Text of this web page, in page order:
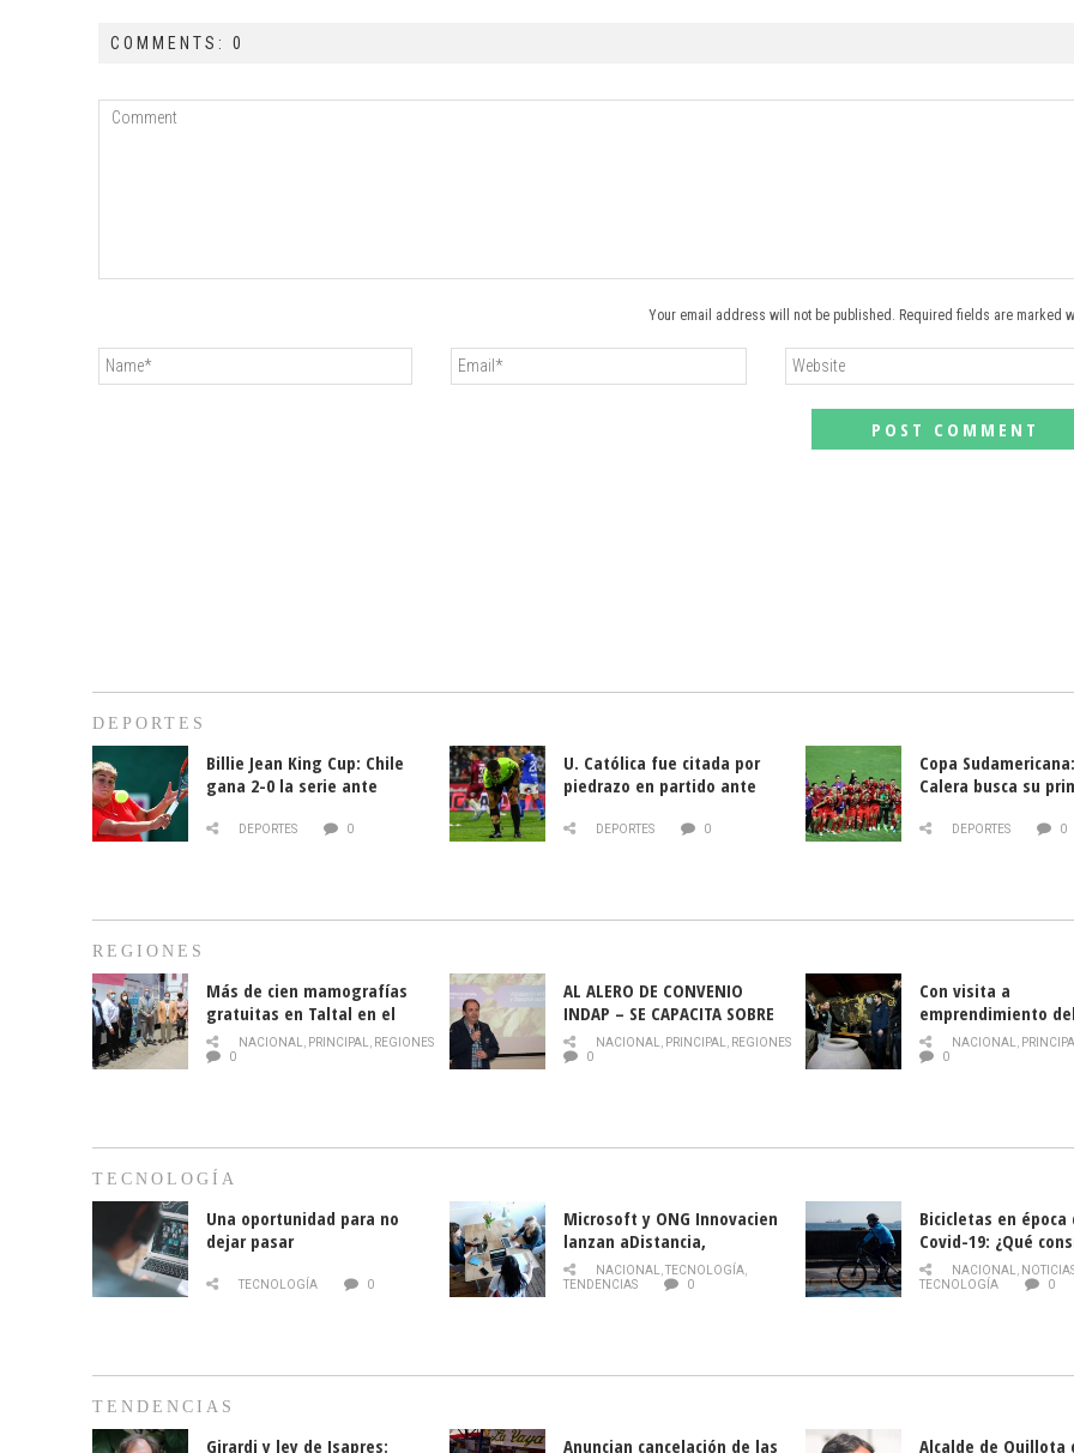
COMMENTS: 0
Your email address will not be published. Required fields are marked
DEPORTES
Billie Jean King Cup: Chile
gana 2-0 la serie ante
DEPORTES 0
U. Católica fue citada por
piedrazo en partido ante
DEPORTES 0
Copa
Calera busca su
DEPORTES 0
REGIONES
Más de cien mamografías
gratuitas en Taltal en el
mes de la prevención del
cáncer de mama
NACIONAL, PRINCIPAL, REGIONES
0
AL ALERO DE CONVENIO
INDAP – SE CAPACITA SOBRE
PLAGA DROSOPHILA SUZUKII
NACIONAL, PRINCIPAL, REGIONES
0
Con visita a
emprendimiento
y llamado al
historia campesina
NACIONAL,
0
TECNOLOGÍA
Una oportunidad para no
dejar pasar
TECNOLOGÍA 0
Microsoft y ONG Innovacien
lanzan aDistancia,
plataforma con cursos
gratuitos online sobre
NACIONAL,TECNOLOGÍA,
TENDENCIAS
0
Bicicletas en época
Covid-19: ¿Qué
momento de
NACIONAL,
TECNOLOGÍA
0
TENDENCIAS
Girardi y ley de Isapres: Anuncian cancelación de las Alcalde de Quillota